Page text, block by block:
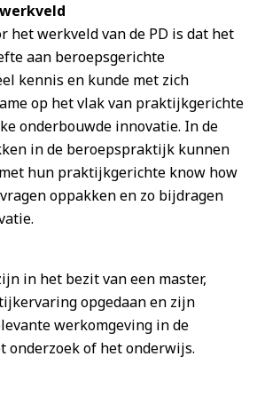
het werkveld van de PD is dat het
aan beroepsgerichte
kennis en kunde met zich
op het vlak van praktijkgerichte
onderbouwde innovatie. In de
in de beroepspraktijk kunnen
hun praktijkgerichte know how
oppakken en zo bijdragen
in het bezit van een master,
opgedaan en zijn
werkomgeving in de
onderzoek of het onderwijs.